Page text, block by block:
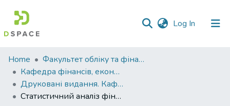
Log In (current)
Communities
&
Collections
Home
Факультет обліку та фінансів
Кафедра фінансів, економічних досліджень і туризму
Друковані видання. Кафедра фінансів, економічних досліджень і туризму
Статистичний аналіз фінансових ризиків: методи та підходи